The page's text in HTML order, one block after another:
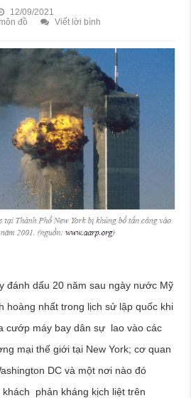
12/09/2021
đồ
Viết lời bình
đánh dấu 20 năm sau ngày nước Mỹ
hoàng nhất trong lịch sử lập quốc khi
cướp máy bay dân sự lao vào các
mại thế giới tại New York; cơ quan
DC và một nơi nào đó
phản kháng kịch liệt trên